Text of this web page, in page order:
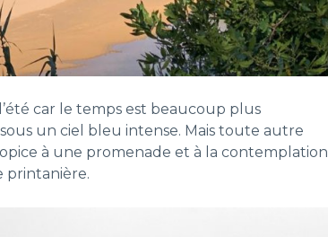
car le temps est beaucoup plus
un ciel bleu intense. Mais toute autre
à une promenade et à la contemplation
printanière.